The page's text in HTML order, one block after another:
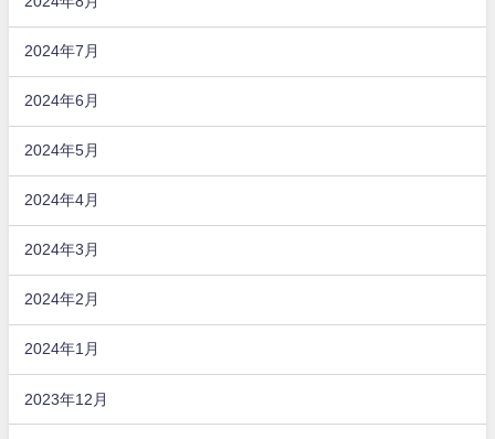
2024年7月
2024年6月
2024年5月
2024年4月
2024年3月
2024年2月
2024年1月
2023年12月